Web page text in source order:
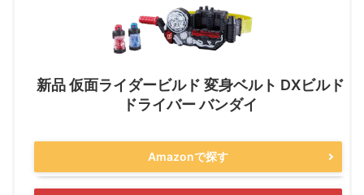
新品 仮面ライダービルド 変身ベルト DXビルド
ドライバー バンダイ
Amazonで探す